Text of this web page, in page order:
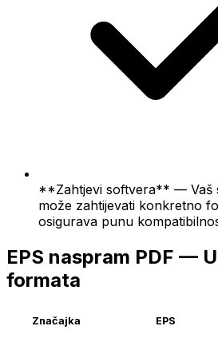
**Zahtjevi softvera** — Vaš
može zahtijevati konkretno
osigurava punu
EPS naspram PDF —
formata
Značajka EPS